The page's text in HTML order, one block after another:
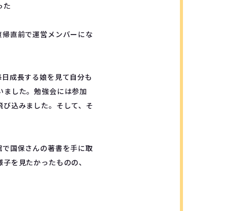
た
直前で運営メンバーにな
成長する娘を見て自分も
ました。勉強会には参加
込みました。そして、そ
国保さんの著書を手に取
を見たかったものの、